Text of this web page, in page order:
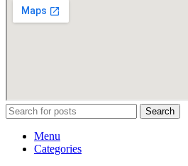
Search
Menu
Categories